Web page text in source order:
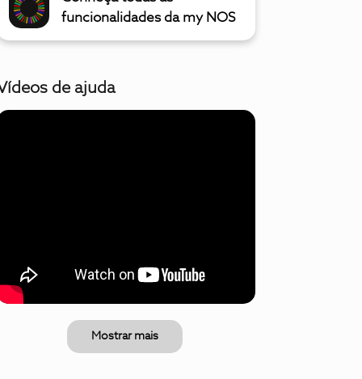
funcionalidades da my NOS
de ajuda
Mostrar mais